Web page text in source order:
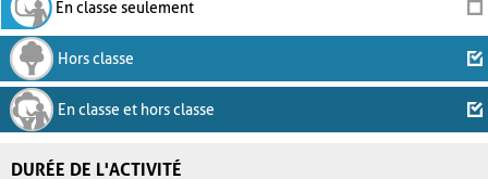
En classe seulement
Hors classe
En classe et hors classe
DURÉE DE L'ACTIVITÉ